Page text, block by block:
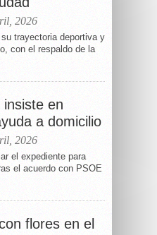
2026
trayectoria deportiva y
con el respaldo de la
en
a domicilio
2026
el expediente para
el acuerdo con PSOE
flores en el